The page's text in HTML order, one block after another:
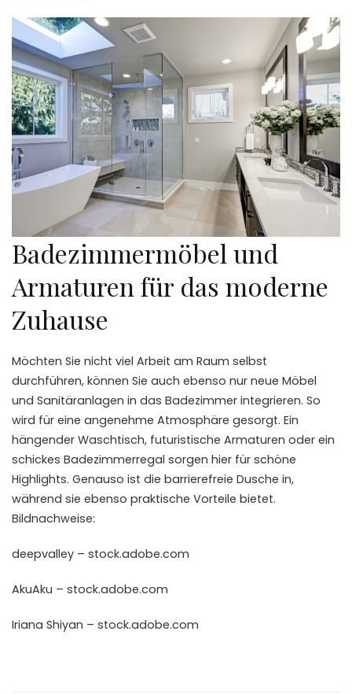
Badezimmermöbel und
Armaturen für das moderne
Zuhause
Möchten Sie nicht viel Arbeit am Raum selbst
durchführen, können Sie auch ebenso nur neue Möbel
und Sanitäranlagen in das Badezimmer integrieren. So
wird für eine angenehme Atmosphäre gesorgt. Ein
hängender Waschtisch, futuristische Armaturen oder ein
schickes Badezimmerregal sorgen hier für schöne
Highlights. Genauso ist die barrierefreie Dusche in,
während sie ebenso praktische Vorteile bietet.
Bildnachweise:
deepvalley – stock.adobe.com
AkuAku – stock.adobe.com
Iriana Shiyan – stock.adobe.com